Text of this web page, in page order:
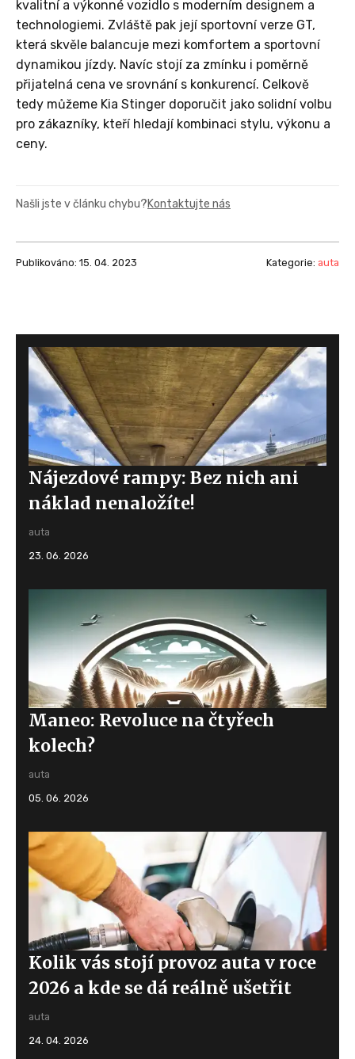
kvalitní a výkonné vozidlo s moderním designem a
technologiemi. Zvláště pak její sportovní verze GT,
která skvěle balancuje mezi komfortem a sportovní
dynamikou jízdy. Navíc stojí za zmínku i poměrně
přijatelná cena ve srovnání s konkurencí. Celkově
tedy můžeme Kia Stinger doporučit jako solidní volbu
pro zákazníky, kteří hledají kombinaci stylu, výkonu a
ceny.
Našli jste v článku chybu?Kontaktujte nás
Publikováno: 15. 04. 2023 Kategorie: auta
Nájezdové rampy: Bez nich ani
náklad nenaložíte!
auta
23. 06. 2026
Maneo: Revoluce na čtyřech
kolech?
auta
05. 06. 2026
Kolik vás stojí provoz auta v roce
2026 a kde se dá reálně ušetřit
auta
24. 04. 2026